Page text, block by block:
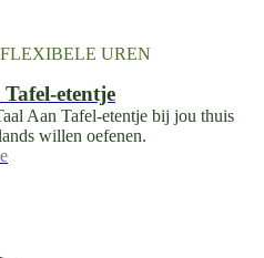
UREN
etentje
Aan Tafel-etentje bij jou thuis
willen oefenen.